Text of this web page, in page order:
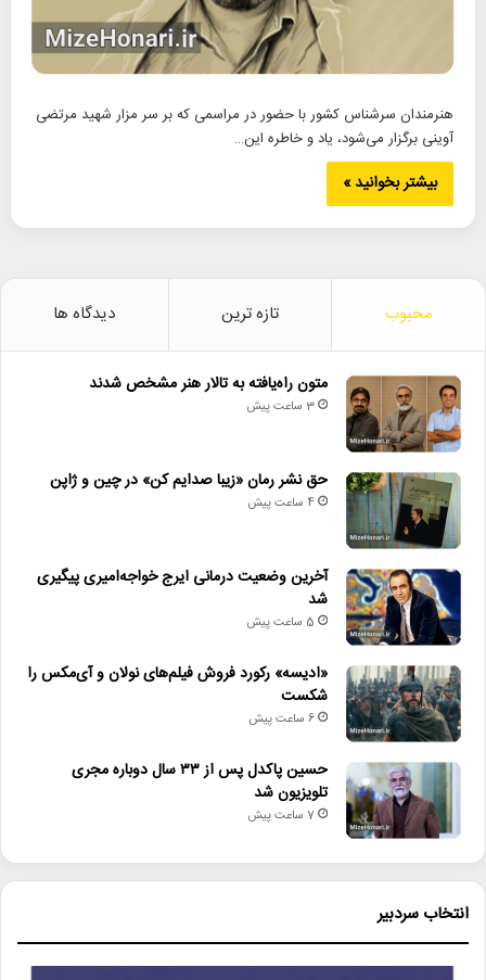
هنرمندان سرشناس کشور با حضور در مراسمی که بر سر مزار شهید مرتضی
آوینی برگزار می‌شود، یاد و خاطره این…
بیشتر بخوانید »
محبوب تازه ترین دیدگاه ها
متون راه‌یافته به تالار هنر مشخص شدند
3 ساعت پیش
حق نشر رمان «زیبا صدایم کن» در چین و ژاپن
4 ساعت پیش
آخرین وضعیت درمانی ایرج خواجه‌امیری پیگیری
شد
5 ساعت پیش
«ادیسه» رکورد فروش فیلم‌های نولان و آی‌مکس را
شکست
6 ساعت پیش
حسین پاکدل پس از ۳۳ سال دوباره مجری
تلویزیون شد
7 ساعت پیش
انتخاب سردبیر